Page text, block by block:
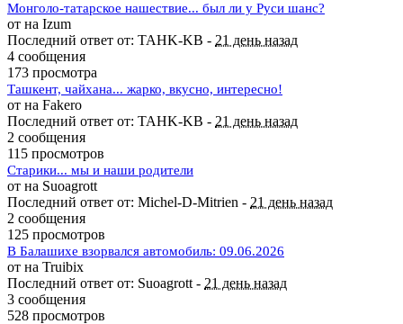
Монголо-татарское нашествие... был ли у Руси шанс?
от на Izum
Последний ответ от: TAHK-KB - 21 день назад
4 сообщения
173 просмотра
Ташкент, чайхана... жарко, вкусно, интересно!
от на Fakero
Последний ответ от: TAHK-KB - 21 день назад
2 сообщения
115 просмотров
Старики... мы и наши родители
от на Suoagrott
Последний ответ от: Michel-D-Mitrien - 21 день назад
2 сообщения
125 просмотров
В Балашихе взорвался автомобиль: 09.06.2026
от на Truibix
Последний ответ от: Suoagrott - 21 день назад
3 сообщения
528 просмотров